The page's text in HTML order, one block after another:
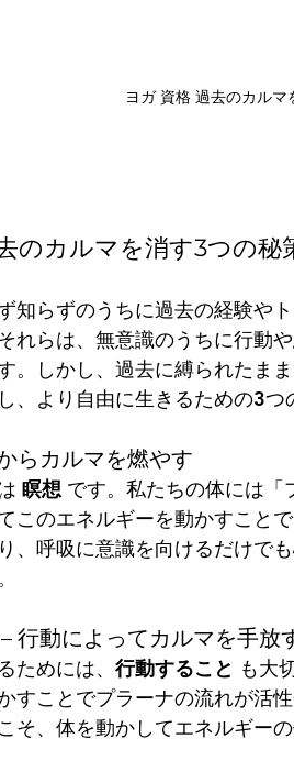
ヨガ 資格 過去のカル
のカルマを消す3つの秘
知らずのうちに過去の経験や
れらは、無意識のうちに行動
。しかし、過去に縛られたま
、より自由に生きるための3つ
らカルマを燃やす
瞑想 です。私たちの体には「
このエネルギーを動かすこと
、呼吸に意識を向けるだけで
行動によってカルマを手放
ためには、 行動すること も大
すことでプラーナの流れが活
そ、体を動かしてエネルギーの